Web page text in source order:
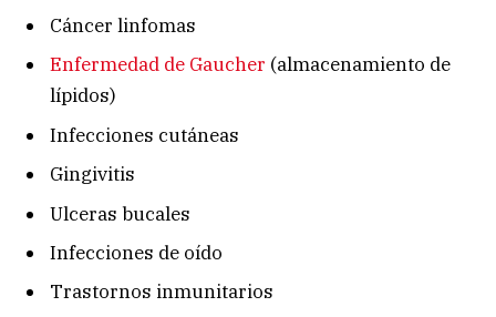
Cáncer linfomas
Enfermedad de Gaucher (almacenamiento de
lípidos)
Infecciones cutáneas
Gingivitis
Ulceras bucales
Infecciones de oído
Trastornos inmunitarios